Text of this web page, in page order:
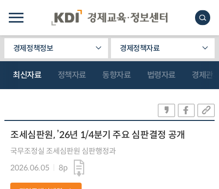
경제정책정보 경제정책자료
최신자료 정책자료 동향자료 법령자료 경제관
조세심판원, ’26년 1/4분기 주요 심판결정 공개
국무조정실 조세심판원 심판행정과
2026.06.05
8p